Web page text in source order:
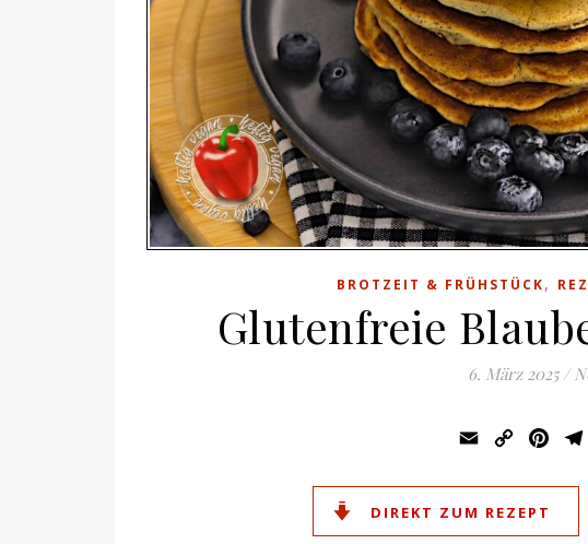
BROTZEIT & FRÜHSTÜCK,
Glutenfreie
6. März 2025 /
Email
Copy
DIREKT ZUM REZEPT